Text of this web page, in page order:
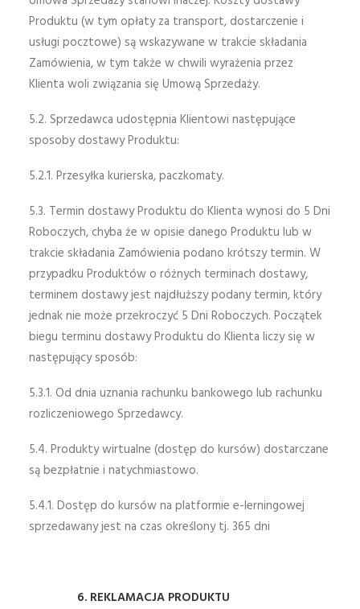
Produktu (w tym opłaty za transport, dostarczenie i
usługi pocztowe) są wskazywane w trakcie składania
Zamówienia, w tym także w chwili wyrażenia przez
Klienta woli związania się Umową Sprzedaży.
5.2. Sprzedawca udostępnia Klientowi następujące
sposoby dostawy Produktu:
5.2.1. Przesyłka kurierska, paczkomaty.
5.3. Termin dostawy Produktu do Klienta wynosi do 5 Dni
Roboczych, chyba że w opisie danego Produktu lub w
trakcie składania Zamówienia podano krótszy termin. W
przypadku Produktów o różnych terminach dostawy,
terminem dostawy jest najdłuższy podany termin, który
jednak nie może przekroczyć 5 Dni Roboczych. Początek
biegu terminu dostawy Produktu do Klienta liczy się w
następujący sposób:
5.3.1. Od dnia uznania rachunku bankowego lub rachunku
rozliczeniowego Sprzedawcy.
5.4. Produkty wirtualne (dostęp do kursów) dostarczane
są bezpłatnie i natychmiastowo.
5.4.1. Dostęp do kursów na platformie e-lerningowej
sprzedawany jest na czas określony tj. 365 dni
6. REKLAMACJA PRODUKTU